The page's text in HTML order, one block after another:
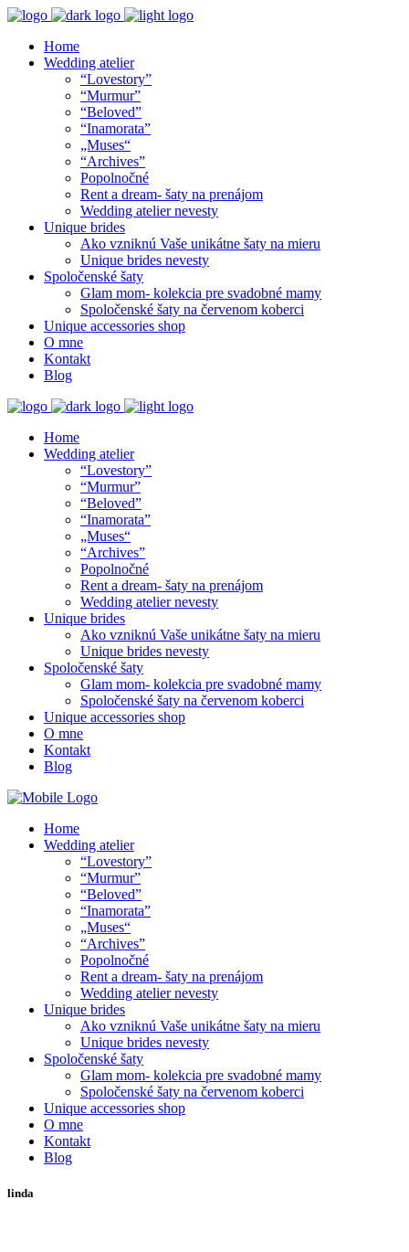
Home
Wedding atelier
“Lovestory”
“Murmur”
“Beloved”
“Inamorata”
„Muses“
“Archives”
Popolnočné
Rent a dream- šaty na prenájom
Wedding atelier nevesty
Unique brides
Ako vzniknú Vaše unikátne šaty na mieru
Unique brides nevesty
Spoločenské šaty
Glam mom- kolekcia pre svadobné mamy
Spoločenské šaty na červenom koberci
Unique accessories shop
O mne
Kontakt
Blog
Home
Wedding atelier
“Lovestory”
“Murmur”
“Beloved”
“Inamorata”
„Muses“
“Archives”
Popolnočné
Rent a dream- šaty na prenájom
Wedding atelier nevesty
Unique brides
Ako vzniknú Vaše unikátne šaty na mieru
Unique brides nevesty
Spoločenské šaty
Glam mom- kolekcia pre svadobné mamy
Spoločenské šaty na červenom koberci
Unique accessories shop
O mne
Kontakt
Blog
Home
Wedding atelier
“Lovestory”
“Murmur”
“Beloved”
“Inamorata”
„Muses“
“Archives”
Popolnočné
Rent a dream- šaty na prenájom
Wedding atelier nevesty
Unique brides
Ako vzniknú Vaše unikátne šaty na mieru
Unique brides nevesty
Spoločenské šaty
Glam mom- kolekcia pre svadobné mamy
Spoločenské šaty na červenom koberci
Unique accessories shop
O mne
Kontakt
Blog
linda